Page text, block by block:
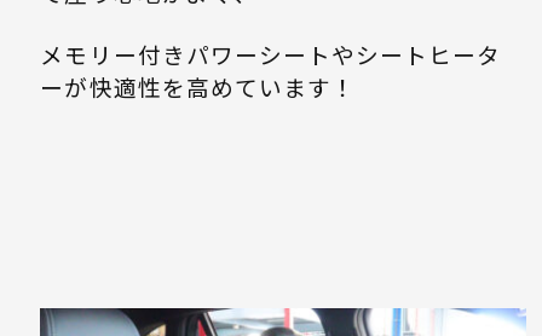
メモリー付きパワーシートやシートヒータ
ーが快適性を高めています！